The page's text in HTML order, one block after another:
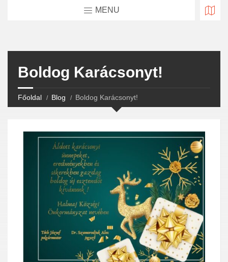
MENU
Boldog Karácsonyt!
Főoldal Blog Boldog Karácsonyt!